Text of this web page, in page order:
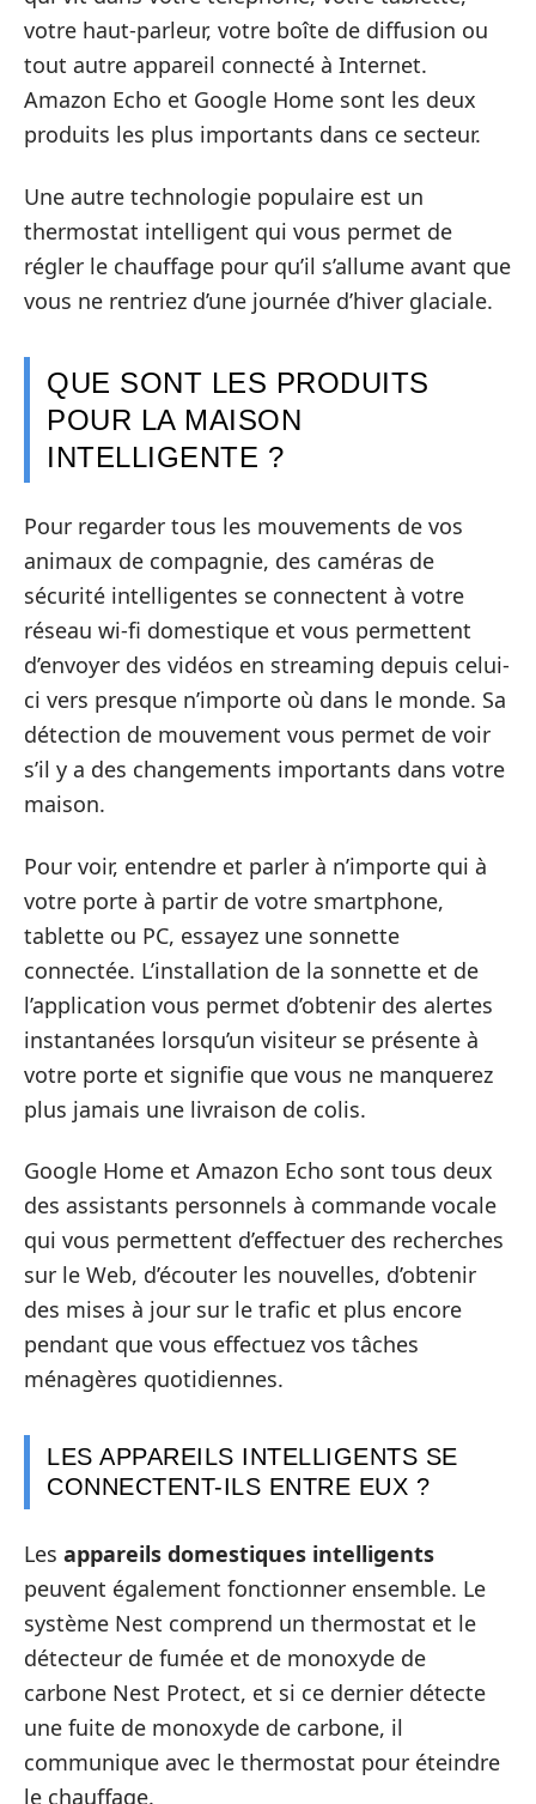
votre haut-parleur, votre boîte de diffusion ou
tout autre appareil connecté à Internet.
Amazon Echo et Google Home sont les deux
produits les plus importants dans ce secteur.
Une autre technologie populaire est un
thermostat intelligent qui vous permet de
régler le chauffage pour qu’il s’allume avant que
vous ne rentriez d’une journée d’hiver glaciale.
QUE SONT LES PRODUITS
POUR LA MAISON
INTELLIGENTE ?
Pour regarder tous les mouvements de vos
animaux de compagnie, des caméras de
sécurité intelligentes se connectent à votre
réseau wi-fi domestique et vous permettent
d’envoyer des vidéos en streaming depuis celui-
ci vers presque n’importe où dans le monde. Sa
détection de mouvement vous permet de voir
s’il y a des changements importants dans votre
maison.
Pour voir, entendre et parler à n’importe qui à
votre porte à partir de votre smartphone,
tablette ou PC, essayez une sonnette
connectée. L’installation de la sonnette et de
l’application vous permet d’obtenir des alertes
instantanées lorsqu’un visiteur se présente à
votre porte et signifie que vous ne manquerez
plus jamais une livraison de colis.
Google Home et Amazon Echo sont tous deux
des assistants personnels à commande vocale
qui vous permettent d’effectuer des recherches
sur le Web, d’écouter les nouvelles, d’obtenir
des mises à jour sur le trafic et plus encore
pendant que vous effectuez vos tâches
ménagères quotidiennes.
LES APPAREILS INTELLIGENTS SE
CONNECTENT-ILS ENTRE EUX ?
Les appareils domestiques intelligents
peuvent également fonctionner ensemble. Le
système Nest comprend un thermostat et le
détecteur de fumée et de monoxyde de
carbone Nest Protect, et si ce dernier détecte
une fuite de monoxyde de carbone, il
communique avec le thermostat pour éteindre
le chauffage.